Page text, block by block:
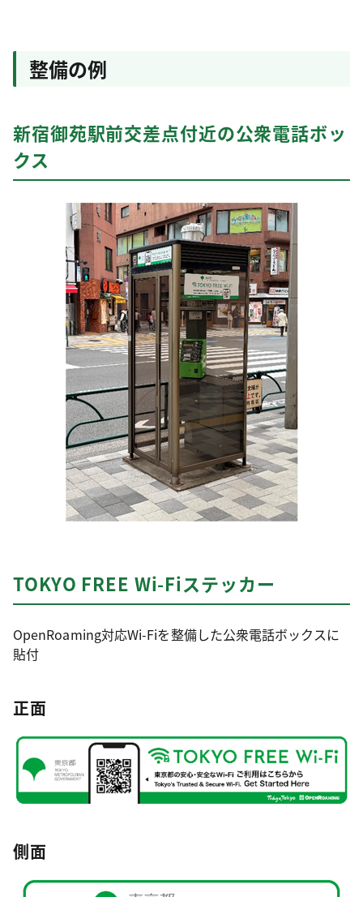
整備の例
新宿御苑駅前交差点付近の公衆電話ボッ
クス
TOKYO FREE Wi-Fiステッカー
OpenRoaming対応Wi-Fiを整備した公衆電話ボックスに
貼付
正面
側面